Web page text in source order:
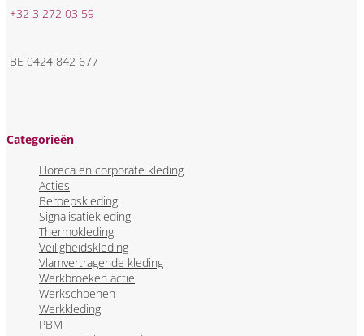
+32 3 272 03 59
BE 0424 842 677
Categorieën
Horeca en corporate kleding
Acties
Beroepskleding
Signalisatiekleding
Thermokleding
Veiligheidskleding
Vlamvertragende kleding
Werkbroeken actie
Werkschoenen
Werkkleding
PBM